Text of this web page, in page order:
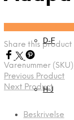
D-F
H-J
Share this product
Varenummer
Previous Product
Next Product
Beskrivelse